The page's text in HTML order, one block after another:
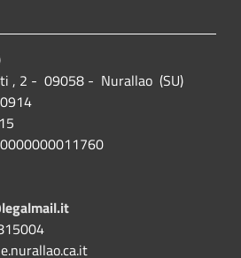
, 2 - 09058 - Nurallao (SU)